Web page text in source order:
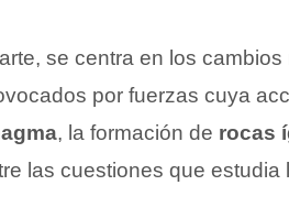
se centra en los cambios
por fuerzas cuya
, la formación de rocas
las cuestiones que estudia